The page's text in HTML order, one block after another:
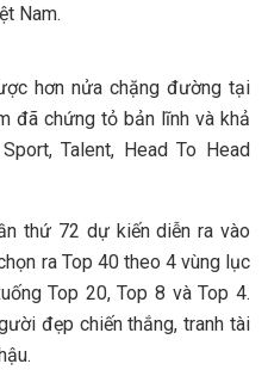
Nam.
hơn nửa chặng đường tại
đã chứng tỏ bản lĩnh và khả
Talent, Head To Head
thứ 72 dự kiến diễn ra vào
ra Top 40 theo 4 vùng lục
Top 20, Top 8 và Top 4.
đẹp chiến thắng, tranh tài